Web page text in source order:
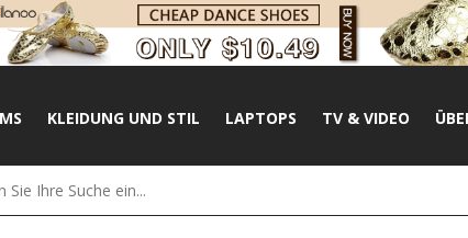
KLEIDUNG UND STIL LAPTOPS TV & VIDEO